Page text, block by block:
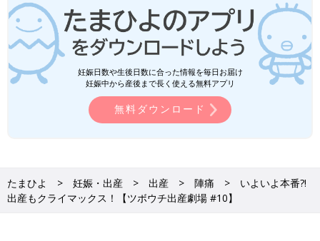
妊娠日数や生後日数に合った情報を毎日お届け
妊娠中から産後まで長く使える無料アプリ
無料ダウンロード
たまひよ 妊娠・出産 出産 陣痛
いよいよ本番?!
出産もクライマックス！【ツボウチ出産劇場 #10】